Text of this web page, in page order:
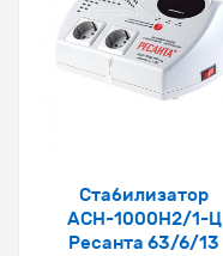
Стабилизатор
АСН-1000Н2/1-Ц
Ресанта 63/6/13